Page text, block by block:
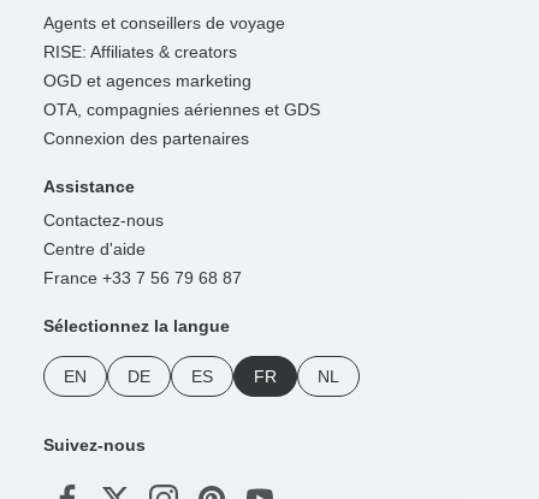
Agents et conseillers de voyage
RISE: Affiliates & creators
OGD et agences marketing
OTA, compagnies aériennes et GDS
Connexion des partenaires
Assistance
Contactez-nous
Centre d'aide
France +33 7 56 79 68 87
Sélectionnez la langue
EN DE ES FR NL
Suivez-nous